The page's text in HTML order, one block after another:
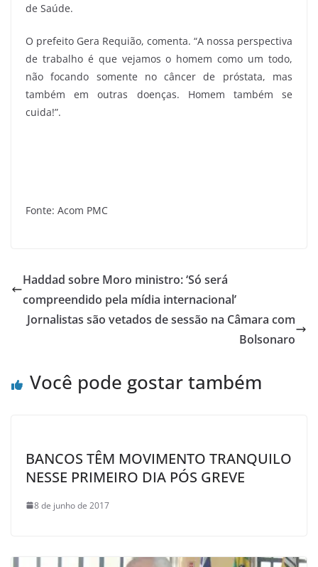
de Saúde.
O prefeito Gera Requião, comenta. “A nossa perspectiva
de trabalho é que vejamos o homem como um todo,
não focando somente no câncer de próstata, mas
também em outras doenças. Homem também se
cuida!”.
Fonte: Acom PMC
Haddad sobre Moro ministro: ‘Só será
compreendido pela mídia internacional’
Jornalistas são vetados de sessão na Câmara com
Bolsonaro
Você pode gostar também
BANCOS TÊM MOVIMENTO TRANQUILO
NESSE PRIMEIRO DIA PÓS GREVE
8 de junho de 2017